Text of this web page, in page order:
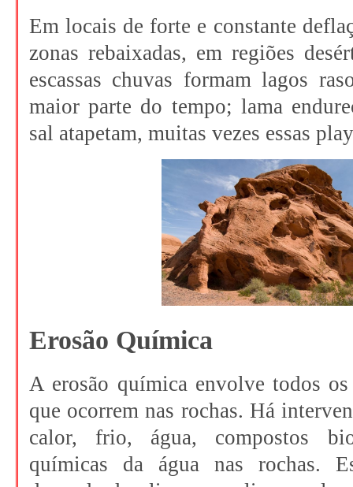
Em locais de forte e constante
zonas rebaixadas, em regiões
escassas chuvas formam lagos
maior parte do tempo; lama
sal atapetam, muitas vezes essas
Erosão Química
A erosão química envolve todos
que ocorrem nas rochas. Há
calor, frio, água, compostos
químicas da água nas rochas.